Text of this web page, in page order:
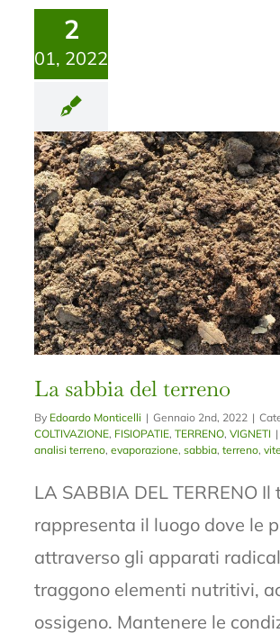
2
01, 2022
La sabbia del terreno
By Edoardo Monticelli | Gennaio 2nd, 2022 |
COLTIVAZIONE, FISIOPATIE,TERRENO,VIGNETI |
analisi terreno,evaporazione,sabbia,terreno,vite
LA SABBIA DEL TERRENO Il
rappresenta il luogo dove le
attraverso gli apparati
traggono elementi nutritivi,
ossigeno. Mantenere le